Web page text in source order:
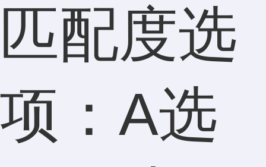
匹配度选
项：A选